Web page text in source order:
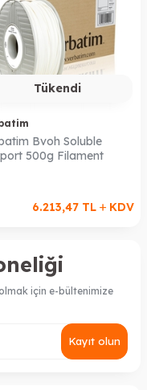
Tükendi
Bvoh Soluble
500g Filament
6.213,47 TL KDV
için e-bültenimize
Kayıt olun